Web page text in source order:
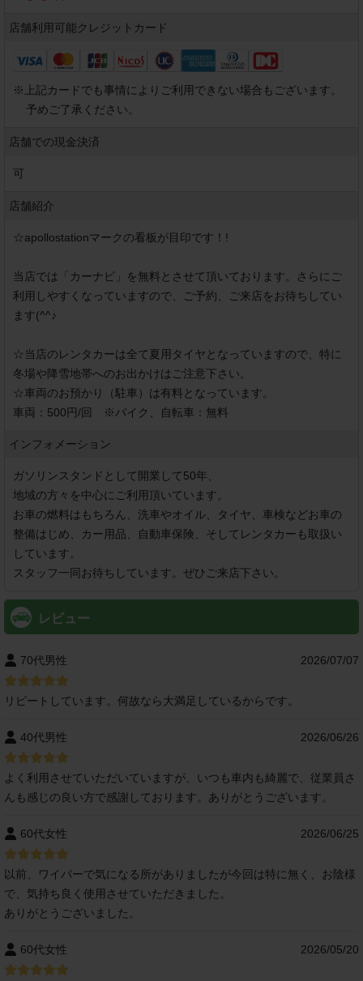
店舗利用可能クレジットカード
※
上記カードでも事情によりご利用できない場合もございます。
予めご了承ください。
店舗での現金決済
可
店舗紹介
☆apollostationマークの看板が目印です！!
当店では「カーナビ」を無料とさせて頂いております。さらにご
利用しやすくなっていますので、ご予約、ご来店をお待ちしてい
ます(^^♪
☆当店のレンタカーは全て夏用タイヤとなっていますので、特に
冬場や降雪地帯へのお出かけはご注意下さい。
☆車両のお預かり（駐車）は有料となっています。
車両：500円/回　※バイク、自転車：無料
インフォメーション
ガソリンスタンドとして開業して50年、
地域の方々を中心にご利用頂いています。
お車の燃料はもちろん、洗車やオイル、タイヤ、車検などお車の
整備はじめ、カー用品、自動車保険、そしてレンタカーも取扱い
しています。
スタッフ一同お待ちしています。ぜひご来店下さい。
レビュー
70代男性 2026/07/07
リピートしています。何故なら大満足しているからです。
40代男性 2026/06/26
よく利用させていただいていますが、いつも車内も綺麗で、従業員さ
んも感じの良い方で感謝しております。ありがとうございます。
60代女性 2026/06/25
以前、ワイパーで気になる所がありましたが今回は特に無く、お陰様
で、気持ち良く使用させていただきました。
ありがとうございました。
60代女性 2026/05/20